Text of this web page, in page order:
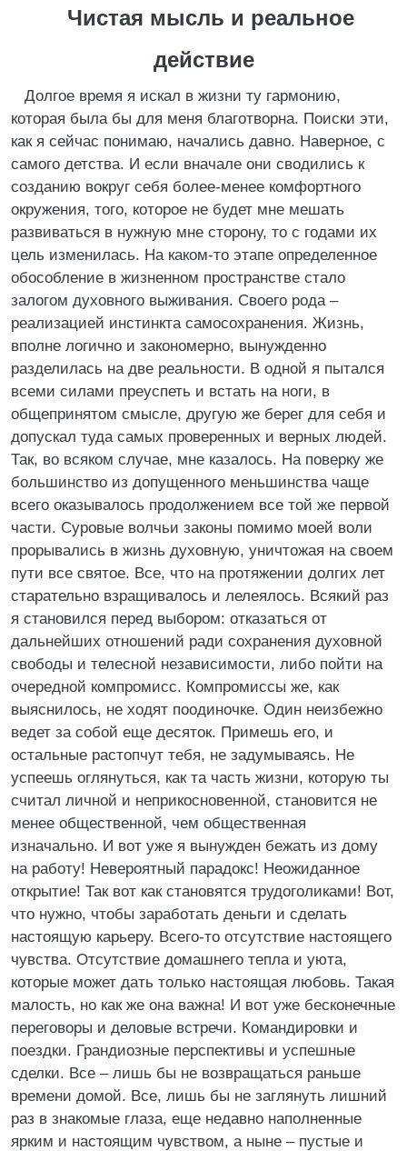
Чистая мысль и реальное
действие
Долгое время я искал в жизни ту гармонию,
которая была бы для меня благотворна. Поиски эти,
как я сейчас понимаю, начались давно. Наверное, с
самого детства. И если вначале они сводились к
созданию вокруг себя более-менее комфортного
окружения, того, которое не будет мне мешать
развиваться в нужную мне сторону, то с годами их
цель изменилась. На каком-то этапе определенное
обособление в жизненном пространстве стало
залогом духовного выживания. Своего рода –
реализацией инстинкта самосохранения. Жизнь,
вполне логично и закономерно, вынужденно
разделилась на две реальности. В одной я пытался
всеми силами преуспеть и встать на ноги, в
общепринятом смысле, другую же берег для себя и
допускал туда самых проверенных и верных людей.
Так, во всяком случае, мне казалось. На поверку же
большинство из допущенного меньшинства чаще
всего оказывалось продолжением все той же первой
части. Суровые волчьи законы помимо моей воли
прорывались в жизнь духовную, уничтожая на своем
пути все святое. Все, что на протяжении долгих лет
старательно взращивалось и лелеялось. Всякий раз
я становился перед выбором: отказаться от
дальнейших отношений ради сохранения духовной
свободы и телесной независимости, либо пойти на
очередной компромисс. Компромиссы же, как
выяснилось, не ходят поодиночке. Один неизбежно
ведет за собой еще десяток. Примешь его, и
остальные растопчут тебя, не задумываясь. Не
успеешь оглянуться, как та часть жизни, которую ты
считал личной и неприкосновенной, становится не
менее общественной, чем общественная
изначально. И вот уже я вынужден бежать из дому
на работу! Невероятный парадокс! Неожиданное
открытие! Так вот как становятся трудоголиками! Вот,
что нужно, чтобы заработать деньги и сделать
настоящую карьеру. Всего-то отсутствие настоящего
чувства. Отсутствие домашнего тепла и уюта,
которые может дать только настоящая любовь. Такая
малость, но как же она важна! И вот уже бесконечные
переговоры и деловые встречи. Командировки и
поездки. Грандиозные перспективы и успешные
сделки. Все – лишь бы не возвращаться раньше
времени домой. Все, лишь бы не заглянуть лишний
раз в знакомые глаза, еще недавно наполненные
ярким и настоящим чувством, а ныне – пустые и